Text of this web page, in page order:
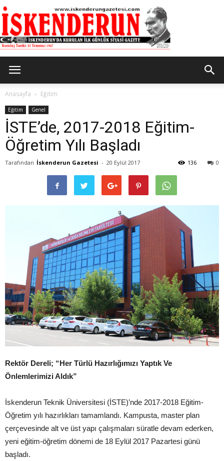
Gazetesi
Anasayfa Eğitim
Eğitim Genel
İSTE’de, 2017-2018 Eğitim-
Öğretim Yılı Başladı
Tarafından İskenderun Gazetesi - 20 Eylül 2017 0
136
Rektör Dereli; “Her Türlü Hazırlığımızı Yaptık Ve
Önlemlerimizi Aldık”
İskenderun Teknik Üniversitesi (İSTE)’nde 2017-2018 Eğitim-
Öğretim yılı hazırlıkları tamamlandı. Kampusta, master plan
çerçevesinde alt ve üst yapı çalışmaları süratle devam ederken,
yeni eğitim-öğretim dönemi de 18 Eylül 2017 Pazartesi günü
başladı.